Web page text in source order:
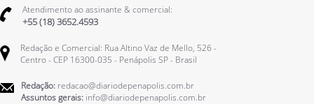
Atendimento ao assinante & comercial:
+55 (18) 3652.4593
Redação e Comercial: Rua Altino Vaz de Mello, 526 -
Centro - CEP 16300-035 - Penápolis SP - Brasil
Redação: redacao@diariodepenapolis.com.br
Assuntos gerais: info@diariodepenapolis.com.br